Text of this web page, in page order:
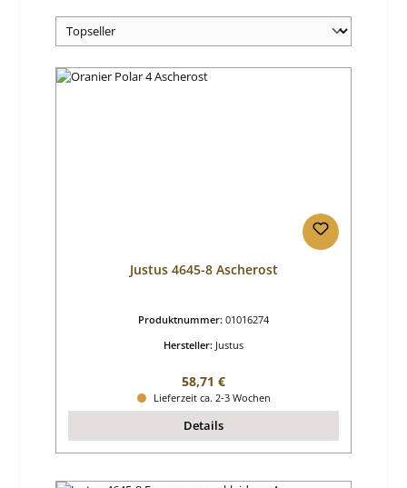
Justus 4645-8 Ascherost
Produktnummer: 01016274
Hersteller: Justus
Regulärer Preis:
58,71 €
Lieferzeit ca. 2-3 Wochen
Details